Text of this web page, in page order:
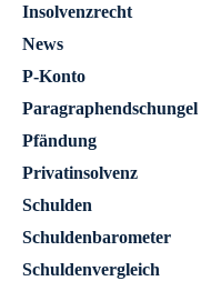
Insolvenzrecht
News
P-Konto
Paragraphendschungel
Pfändung
Privatinsolvenz
Schulden
Schuldenbarometer
Schuldenvergleich